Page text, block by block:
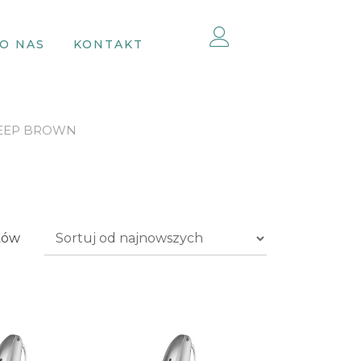
O NAS KONTAKT
BROWN
Posortowane
według